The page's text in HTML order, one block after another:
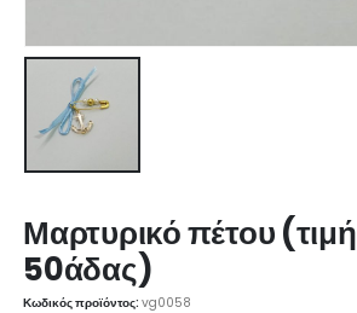
Μαρτυρικό πέτου (τιμή
50άδας)
Κωδικός προϊόντος:vg0058